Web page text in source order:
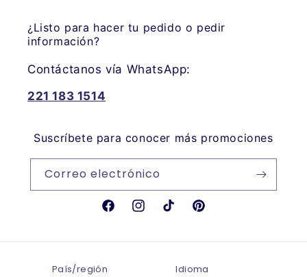
¿Listo para hacer tu pedido o pedir
información?
Contáctanos vía WhatsApp:
221 183 1514
Suscríbete para conocer más promociones
Correo electrónico
FacebookInstagramTikTokPinterest
País/región Idioma